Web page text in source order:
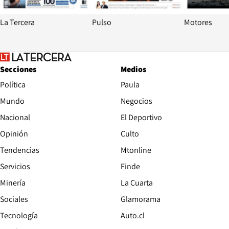
La Tercera Pulso Motores
Secciones
Política
Mundo
Nacional
Opinión
Tendencias
Servicios
Minería
Sociales
Tecnología
Medios
Paula
Negocios
El Deportivo
Culto
Mtonline
Finde
La Cuarta
Glamorama
Auto.clOpens in new window